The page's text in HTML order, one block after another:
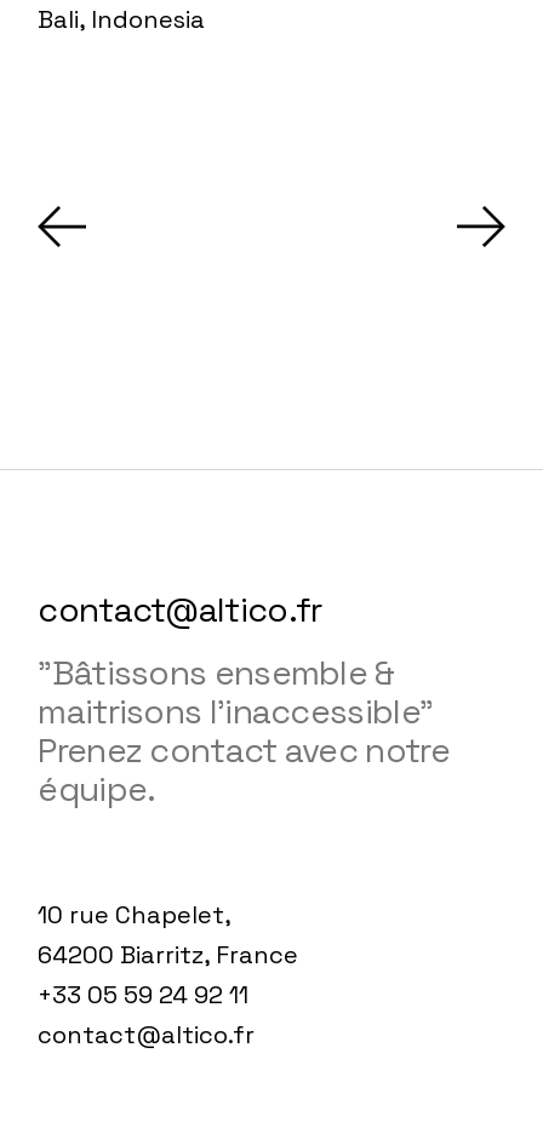
Bali, Indonesia
contact@altico.fr
"Bâtissons ensemble &
maitrisons l'inaccessible"
Prenez contact avec notre
équipe.
10 rue Chapelet,
64200 Biarritz, France
+33 05 59 24 92 11
contact@altico.fr